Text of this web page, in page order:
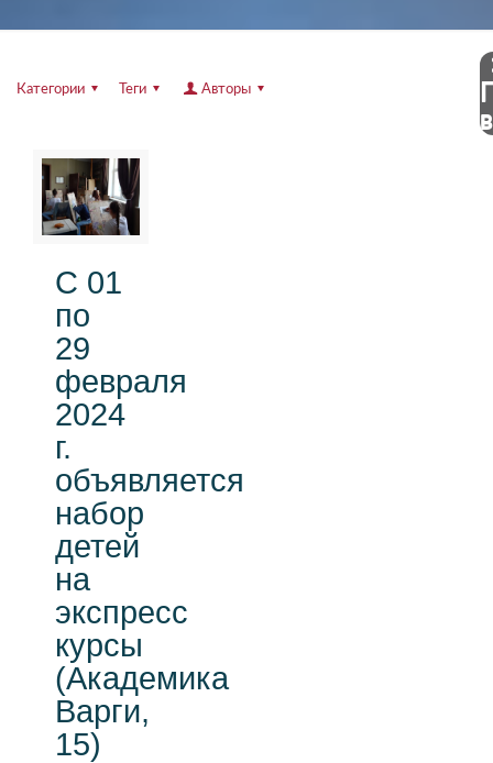
Категории Теги Авторы
C 01
по
29
февраля
2024
г.
объявляется
набор
детей
на
экспресс
курсы
(Академика
Варги,
15)